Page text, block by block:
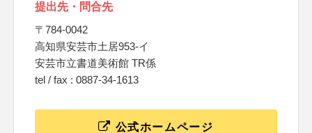
提出先・問合先
〒784-0042
高知県安芸市土居953-イ
安芸市立書道美術館 TR係
tel / fax : 0887-34-1613
公式ホームページ